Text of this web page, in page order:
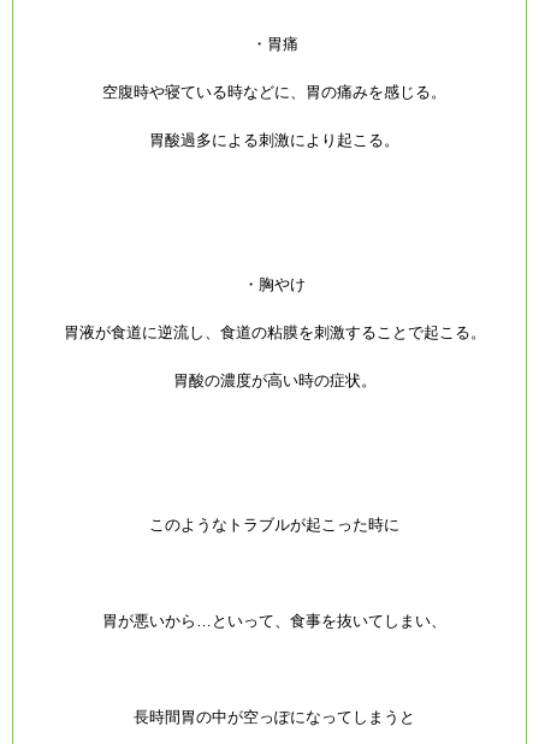
・胃痛
空腹時や寝ている時などに、胃の痛みを感じる。
胃酸過多による刺激により起こる。
・胸やけ
胃液が食道に逆流し、食道の粘膜を刺激することで起こる。
胃酸の濃度が高い時の症状。
このようなトラブルが起こった時に
胃が悪いから…といって、食事を抜いてしまい、
長時間胃の中が空っぽになってしまうと